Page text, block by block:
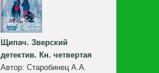
Щипач. Зверский
детектив. Кн. четвертая
Автор: Старобинец А.А.